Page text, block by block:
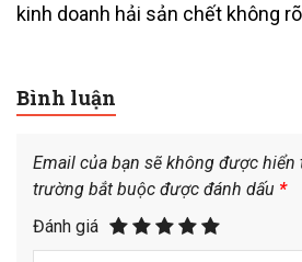
kinh doanh hải sản chết không
Bình luận
Email của bạn sẽ không được hiển
trường bắt buộc được đánh dấu *
Đánh giá